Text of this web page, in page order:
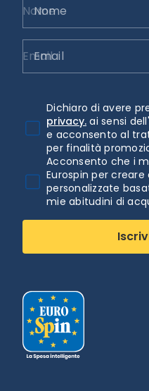
Nome
Email
Dichiaro di avere
privacy. ai sensi
e acconsento al
per finalità
Acconsento che i
Eurospin per
personalizzate
mie abitudini di